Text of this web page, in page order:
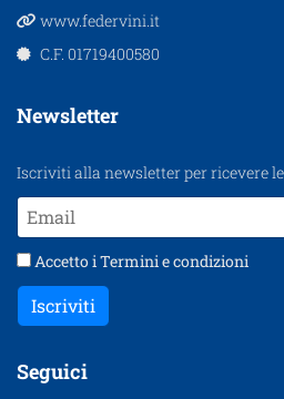
www.federvini.it
C.F. 01719400580
Newsletter
Iscriviti alla newsletter per ricevere
Accetto iTermini e condizioni
Iscriviti
Seguici